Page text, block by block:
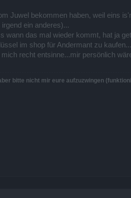
Juwel bekommen haben, weil eins
ein anderes)...
das mal wieder kommt, hat ja
im shop für Andermant zu
recht entsinne...mir persönlich
bitte nicht mir eure aufzuzwingen